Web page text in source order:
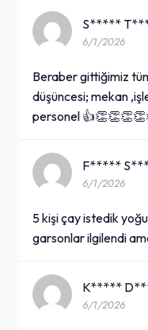
S*****
6/1/2026
Beraber gittiğimiz
düşüncesi; mekan
personel
F*****
6/1/2026
5 kişi çay istedik
garsonlar ilgilendi
K*****
6/1/2026